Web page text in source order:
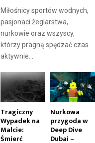
Miłośnicy sportów wodnych,
pasjonaci żeglarstwa,
nurkowie oraz wszyscy,
którzy pragną spędzać czas
aktywnie...
Tragiczny
Wypadek na
Malcie:
Śmierć
Nurkowa
przygoda w
Deep Dive
Dubai –